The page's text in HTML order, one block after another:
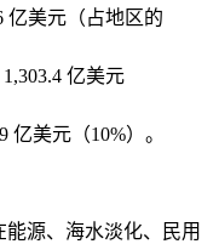
亿美元（占地区的
亿美元
亿美元（10%）。
源、海水淡化、民用